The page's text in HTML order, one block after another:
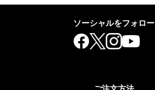
ソーシャルをフォロー